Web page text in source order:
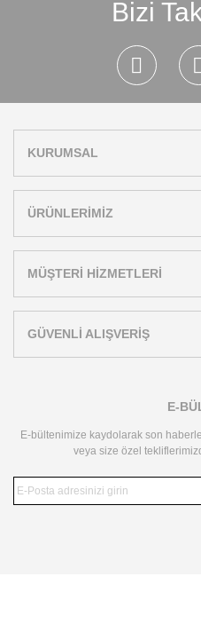
Bizi
KURUMSAL
ÜRÜNLERİMİZ
MÜŞTERİ HİZMETLERİ
GÜVENLİ ALIŞVERİŞ
E-
E-bültenimize kaydolarak son
veya size özel